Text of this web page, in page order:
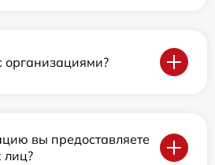
организациями?
вы предоставляете
лиц?